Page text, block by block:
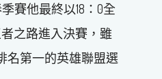
賽他最終以18：0全
之路進入決賽，雖
名第一的英雄聯盟選